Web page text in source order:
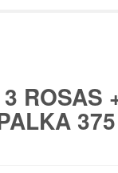
ROSAS